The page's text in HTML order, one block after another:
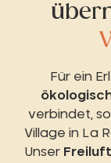
Für ein
verbindet,
Village in La
Unser